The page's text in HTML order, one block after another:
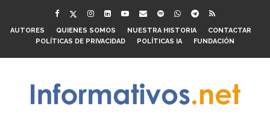
AUTORES QUIENES SOMOS NUESTRA HISTORIA
CONTACTAR
POLÍTICAS DE PRIVACIDAD
POLÍTICAS IA FUNDACIÓN